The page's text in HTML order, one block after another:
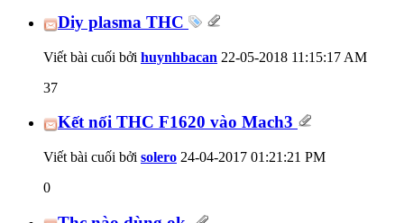
Diy plasma THC
Viết bài cuối bởi huynhbacan 22-05-2018 11:15:17 AM
37
Kết nối THC F1620 vào Mach3
Viết bài cuối bởi solero 24-04-2017 01:21:21 PM
0